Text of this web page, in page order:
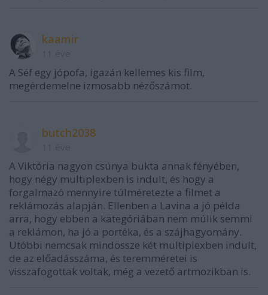
kaamir
A Séf egy jópofa, igazán kellemes kis film,
megérdemelne izmosabb nézőszámot.
butch2038
A Viktória nagyon csúnya bukta annak fényében,
hogy négy multiplexben is indult, és hogy a
forgalmazó mennyire túlméretezte a filmet a
reklámozás alapján. Ellenben a Lavina a jó példa
arra, hogy ebben a kategóriában nem múlik semmi
a reklámon, ha jó a portéka, és a szájhagyomány.
Utóbbi nemcsak mindössze két multiplexben indult,
de az előadásszáma, és teremméretei is
visszafogottak voltak, még a vezető artmozikban is.